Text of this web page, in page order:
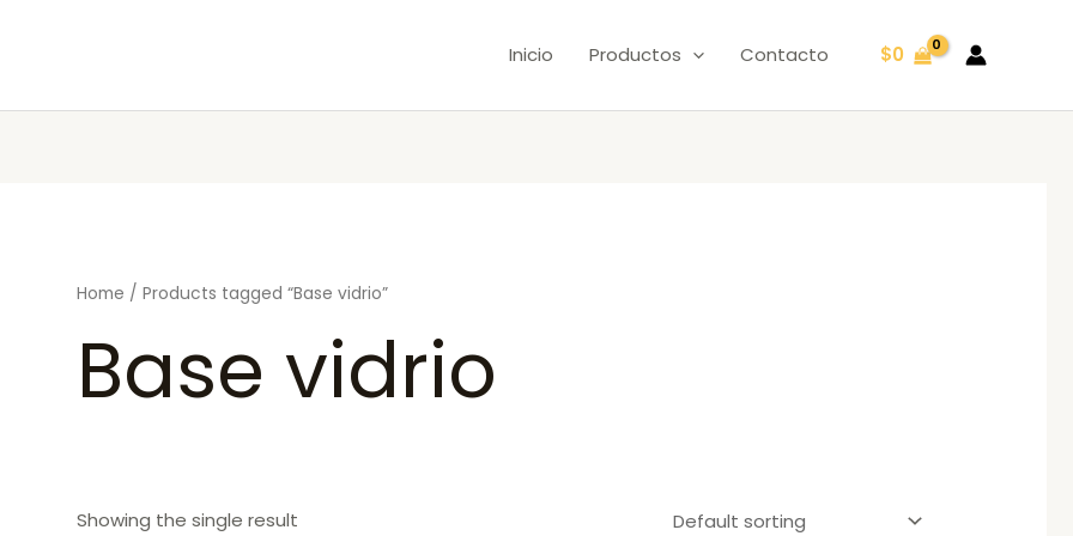
Inicio Productos Contacto $0
Home / Products tagged “Base vidrio”
Base vidrio
Showing the single result